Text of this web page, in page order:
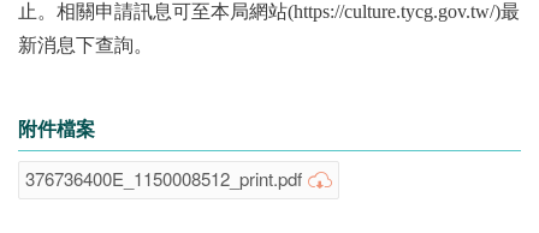
止。相關申請訊息可至本局網站(https://culture.tycg.gov.tw/)最
新消息下查詢。
附件檔案
376736400E_1150008512_print.pdf